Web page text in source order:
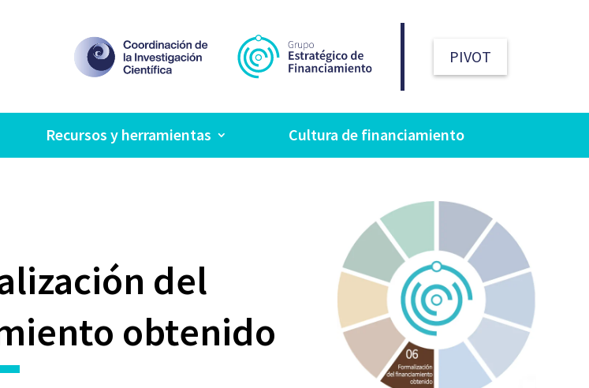
PIVOT
Recursos y herramientas Cultura de financiamiento
Recursos
del
obtenido